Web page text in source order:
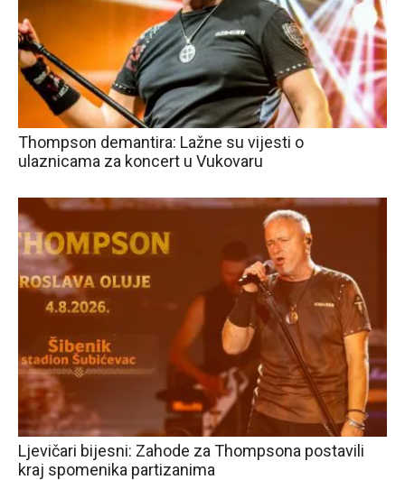
Thompson demantira: Lažne su vijesti o
ulaznicama za koncert u Vukovaru
Ljevičari bijesni: Zahode za Thompsona postavili
kraj spomenika partizanima